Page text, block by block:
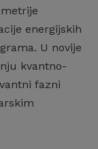
energijskih
U novije
kvantno-
fazni